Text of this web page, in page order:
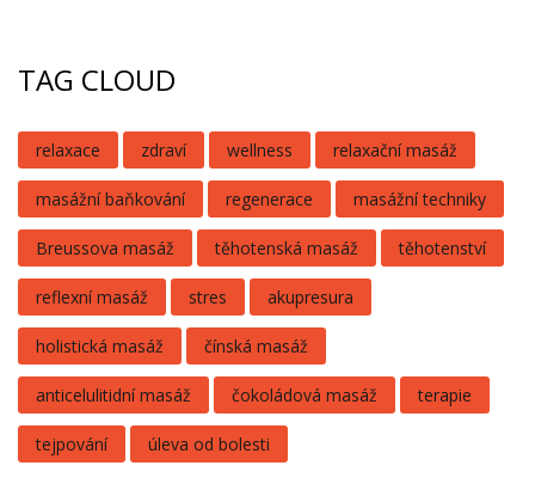
TAG CLOUD
relaxace zdraví wellness relaxační masáž
masážní baňkování regenerace masážní techniky
Breussova masáž těhotenská masáž těhotenství
reflexní masáž stres akupresura
holistická masáž čínská masáž
anticelulitidní masáž čokoládová masáž terapie
tejpování úleva od bolesti